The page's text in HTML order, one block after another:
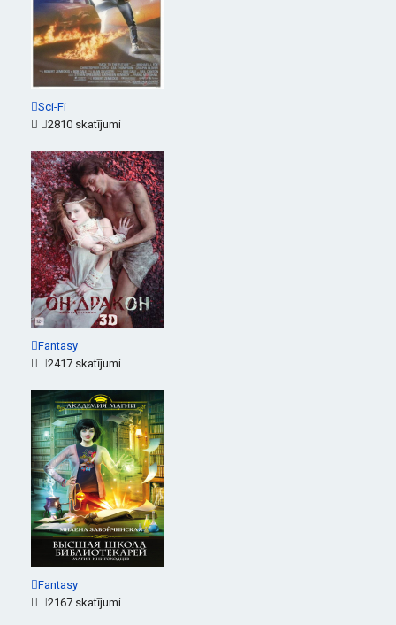
Sci-Fi
2810 skatījumi
Fantasy
2417 skatījumi
Fantasy
2167 skatījumi